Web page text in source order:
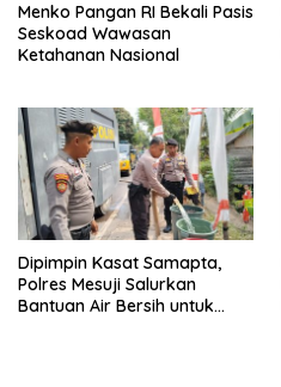
Menko Pangan RI Bekali Pasis
Seskoad Wawasan
Ketahanan Nasional
Dipimpin Kasat Samapta,
Polres Mesuji Salurkan
Bantuan Air Bersih untuk